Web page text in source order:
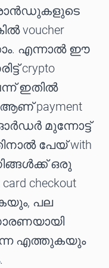
voucher
എന്നാൽ ഈ
crypto
ഇതിൽ
ആണ് payment
ഓർഡർ മുന്നോട്ട്
പേയ് with
ഒരു
checkout
പല
എത്തുകയും